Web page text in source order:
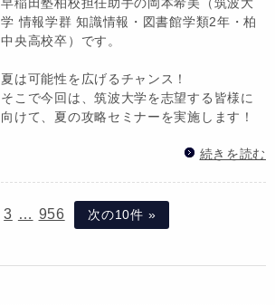
学 情報学群 知識情報・図書館学類2年・柏
中央高校卒）です。
夏は可能性を広げるチャンス！
そこで今回は、筑波大学を志望する皆様に
向けて、夏の攻略セミナーを実施します！
続きを読む
3 … 956 次の10件 »